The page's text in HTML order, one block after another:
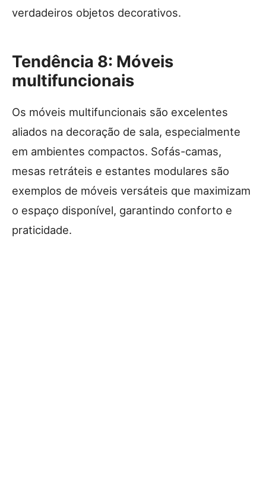
verdadeiros objetos decorativos.
Tendência 8: Móveis
multifuncionais
Os móveis multifuncionais são excelentes
aliados na decoração de sala, especialmente
em ambientes compactos. Sofás-camas,
mesas retráteis e estantes modulares são
exemplos de móveis versáteis que maximizam
o espaço disponível, garantindo conforto e
praticidade.